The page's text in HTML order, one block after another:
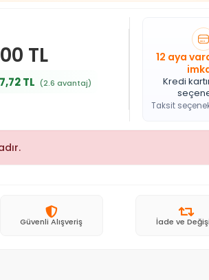
TL
TL (2.6 avantaj)
12 aya
Kredi
Taksit
Güvenli Alışveriş İade ve